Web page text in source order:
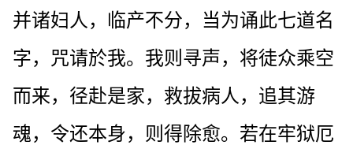
并诸妇人，临产不分，当为诵此七道名
字，咒请於我。我则寻声，将徒众乘空
而来，径赴是家，救拔病人，追其游
魂，令还本身，则得除愈。若在牢狱厄